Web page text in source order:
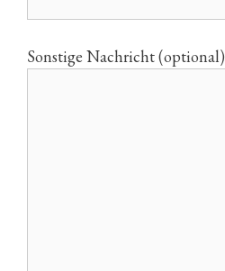
Sonstige Nachricht (optional)